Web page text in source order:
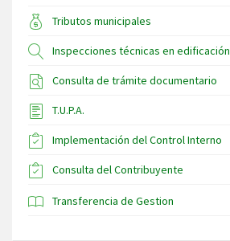
Tributos municipales
Inspecciones técnicas en edificación
Consulta de trámite documentario
T.U.P.A.
Implementación del Control Interno
Consulta del Contribuyente
Transferencia de Gestion